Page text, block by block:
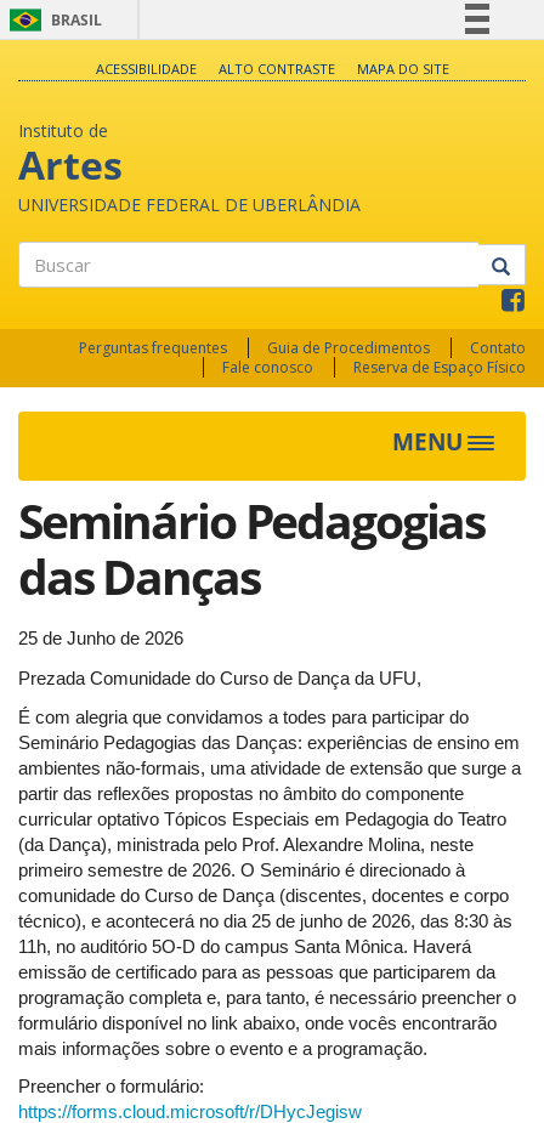
BRASIL
Legislação
Canais
ACESSIBILIDADE ALTO CONTRASTE MAPA DO SITE
Instituto de
Artes
UNIVERSIDADE FEDERAL DE UBERLÂNDIA
Perguntas frequentes Guia de Procedimentos
Contato
Fale conosco
Reserva de Espaço Físico
MENU
Toggle
Seminário Pedagogias
das Danças
25 de Junho de 2026
Prezada Comunidade do Curso de Dança da UFU,
É com alegria que convidamos a todes para participar do
Seminário Pedagogias das Danças: experiências de ensino em
ambientes não-formais, uma atividade de extensão que surge a
partir das reflexões propostas no âmbito do componente
curricular optativo Tópicos Especiais em Pedagogia do Teatro
(da Dança), ministrada pelo Prof. Alexandre Molina, neste
primeiro semestre de 2026. O Seminário é direcionado à
comunidade do Curso de Dança (discentes, docentes e corpo
técnico), e acontecerá no dia 25 de junho de 2026, das 8:30 às
11h, no auditório 5O-D do campus Santa Mônica. Haverá
emissão de certificado para as pessoas que participarem da
programação completa e, para tanto, é necessário preencher o
formulário disponível no link abaixo, onde vocês encontrarão
mais informações sobre o evento e a programação.
Preencher o formulário:
https://forms.cloud.microsoft/r/DHycJegisw